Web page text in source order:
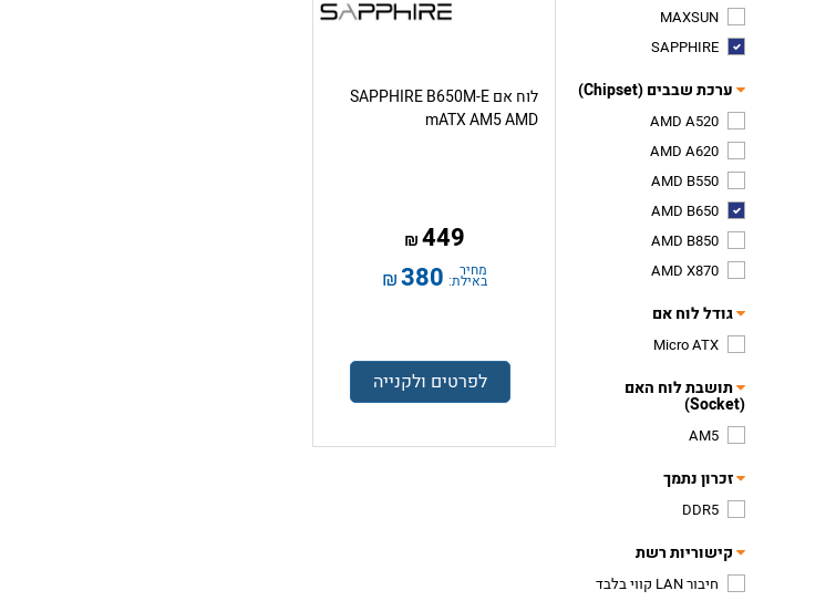
MAXSUN
SAPPHIRE
ערכת שבבים (Chipset)
AMD A520
AMD A620
AMD B550
AMD B650
AMD B850
AMD X870
גודל לוח אם
Micro ATX
תושבת לוח האם
(Socket)
AM5
זכרון נתמך
DDR5
קישוריות רשת
חיבור LAN קווי בלבד
לוח אם SAPPHIRE B650M-E
mATX AM5 AMD
449
₪
מחיר
באילת: 380
₪
לפרטים ולקנייה